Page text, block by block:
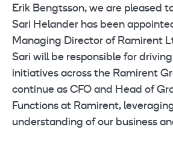
Erik Bengtsson, we are pleased
Sari Helander has been
Managing Director of Ramirent
Sari will be responsible for
initiatives across the Ramirent
continue as CFO and Head of
Functions at Ramirent,
understanding of our business